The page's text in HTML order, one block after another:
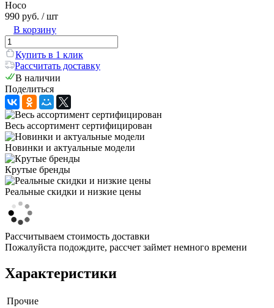
Hoco
990 руб. / шт
В корзину
Купить в 1 клик
Рассчитать доставку
В наличии
Поделиться
Весь ассортимент сертифицирован
Новинки и актуальные модели
Крутые бренды
Реальные скидки и низкие цены
Рассчитываем стоимость доставки
Пожалуйста подождите, рассчет займет немного времени
Характеристики
Прочие